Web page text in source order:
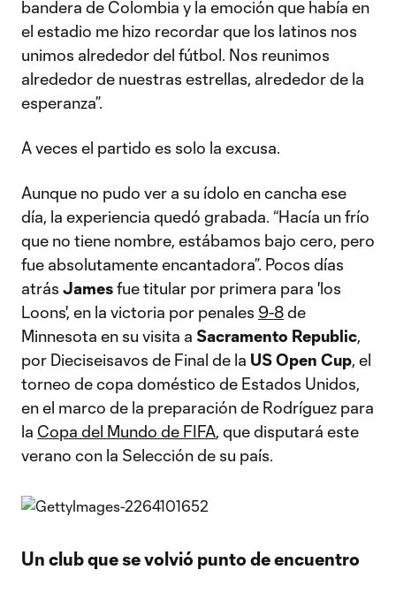
bandera de Colombia y la emoción que había en
el estadio me hizo recordar que los latinos nos
unimos alrededor del fútbol. Nos reunimos
alrededor de nuestras estrellas, alrededor de la
esperanza”.
A veces el partido es solo la excusa.
Aunque no pudo ver a su ídolo en cancha ese
día, la experiencia quedó grabada. “Hacía un frío
que no tiene nombre, estábamos bajo cero, pero
fue absolutamente encantadora”. Pocos días
atrás Jamesfue titular por primera para 'los
Loons', en la victoria por penales 9-8de
Minnesota en su visita a Sacramento Republic,
por Dieciseisavos de Final de la US Open Cup, el
torneo de copa doméstico de Estados Unidos,
en el marco de la preparación de Rodríguez para
la Copa del Mundo de FIFA, que disputará este
verano con la Selección de su país.
Un club que se volvió punto de encuentro